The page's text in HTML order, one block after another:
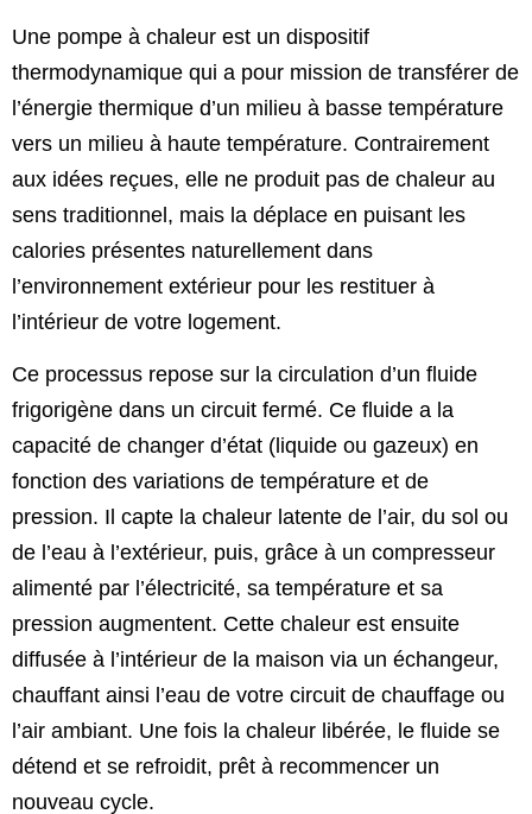
Une pompe à chaleur est un dispositif
thermodynamique qui a pour mission de transférer de
l’énergie thermique d’un milieu à basse température
vers un milieu à haute température. Contrairement
aux idées reçues, elle ne produit pas de chaleur au
sens traditionnel, mais la déplace en puisant les
calories présentes naturellement dans
l’environnement extérieur pour les restituer à
l’intérieur de votre logement.
Ce processus repose sur la circulation d’un fluide
frigorigène dans un circuit fermé. Ce fluide a la
capacité de changer d’état (liquide ou gazeux) en
fonction des variations de température et de
pression. Il capte la chaleur latente de l’air, du sol ou
de l’eau à l’extérieur, puis, grâce à un compresseur
alimenté par l’électricité, sa température et sa
pression augmentent. Cette chaleur est ensuite
diffusée à l’intérieur de la maison via un échangeur,
chauffant ainsi l’eau de votre circuit de chauffage ou
l’air ambiant. Une fois la chaleur libérée, le fluide se
détend et se refroidit, prêt à recommencer un
nouveau cycle.